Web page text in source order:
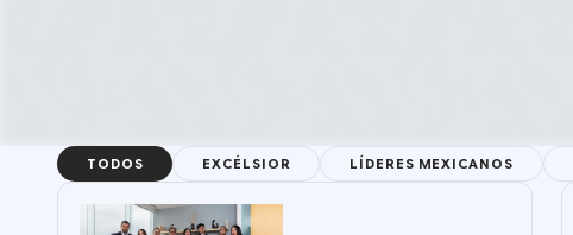
TODOS EXCÉLSIOR LÍDERES MEXICANOS